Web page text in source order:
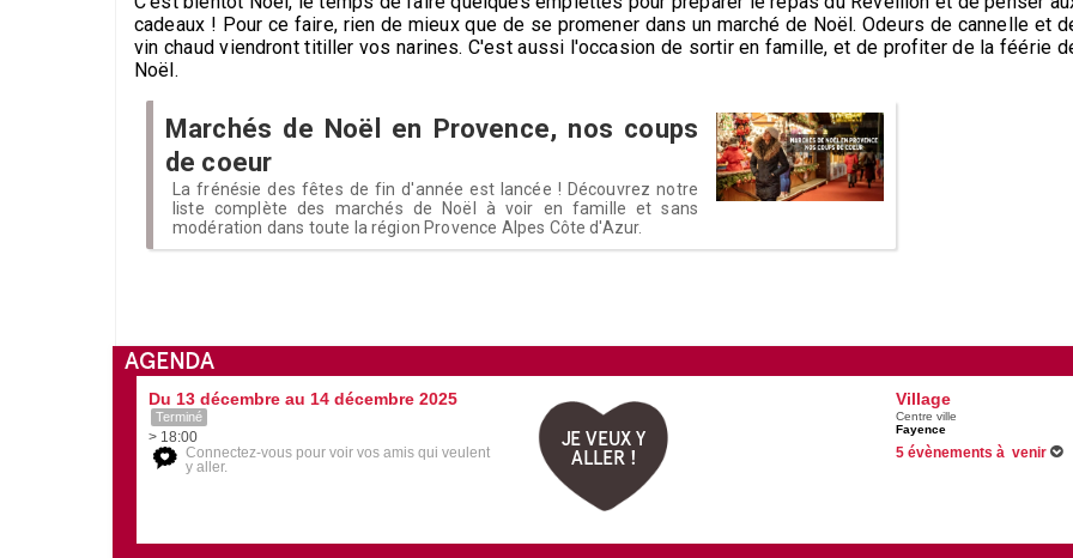
cadeaux ! Pour ce faire, rien de mieux que de se promener dans un marché de Noël. Odeurs de cannelle et
vin chaud viendront titiller vos narines. C'est aussi l'occasion de sortir en famille, et de profiter de la féérie
Noël.
Marchés de Noël en Provence, nos coups
de coeur
La frénésie des fêtes de fin d'année est lancée ! Découvrez notre
liste complète des marchés de Noël à voir en famille et sans
modération dans toute la région Provence Alpes Côte d'Azur.
AGENDA
Du 13 décembre au 14 décembre 2025
Terminé
> 18:00
Connectez-vous pour voir vos amis qui veulent
y aller.
JE VEUX Y
ALLER !
Village
Centre ville
Fayence
5 évènements à venir